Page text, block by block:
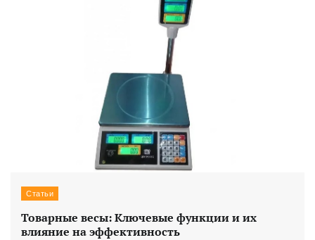
Статьи
Товарные весы: Ключевые функции и их
влияние на эффективность